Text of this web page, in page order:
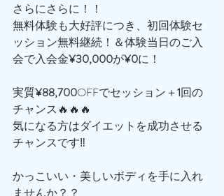
さらにさらに！！
無料体験も大好評につき、初回体験セ
ッション無料継続！＆体験当日のご入
会で入会金¥30,000が¥0に！
実質¥88,700OFFでセッション＋1回の
チャンス🔥🔥🔥
気になる方はダイエットを成功させる
チャンスです‼️
かっこいい・美しいボディを手に入れ